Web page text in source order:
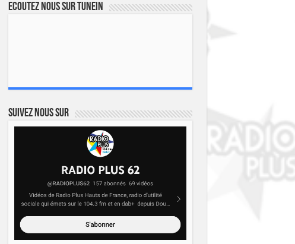
Ecoutez nous sur TuneIn
Suivez nous sur